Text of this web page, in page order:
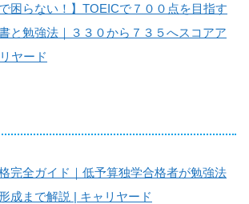
困らない！】TOEICで７００点を目指す
と勉強法｜３３０から７３５へスコアア
ヤード
完全ガイド｜低予算独学合格者が勉強法
成まで解説 | キャリヤード